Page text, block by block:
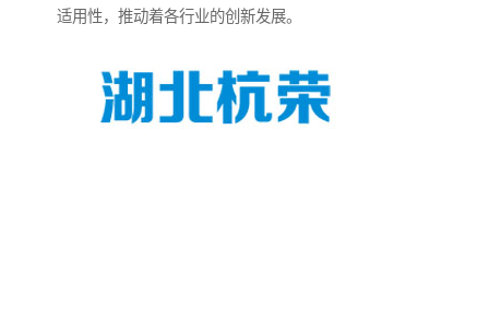
适用性，推动着各行业的创新发展。